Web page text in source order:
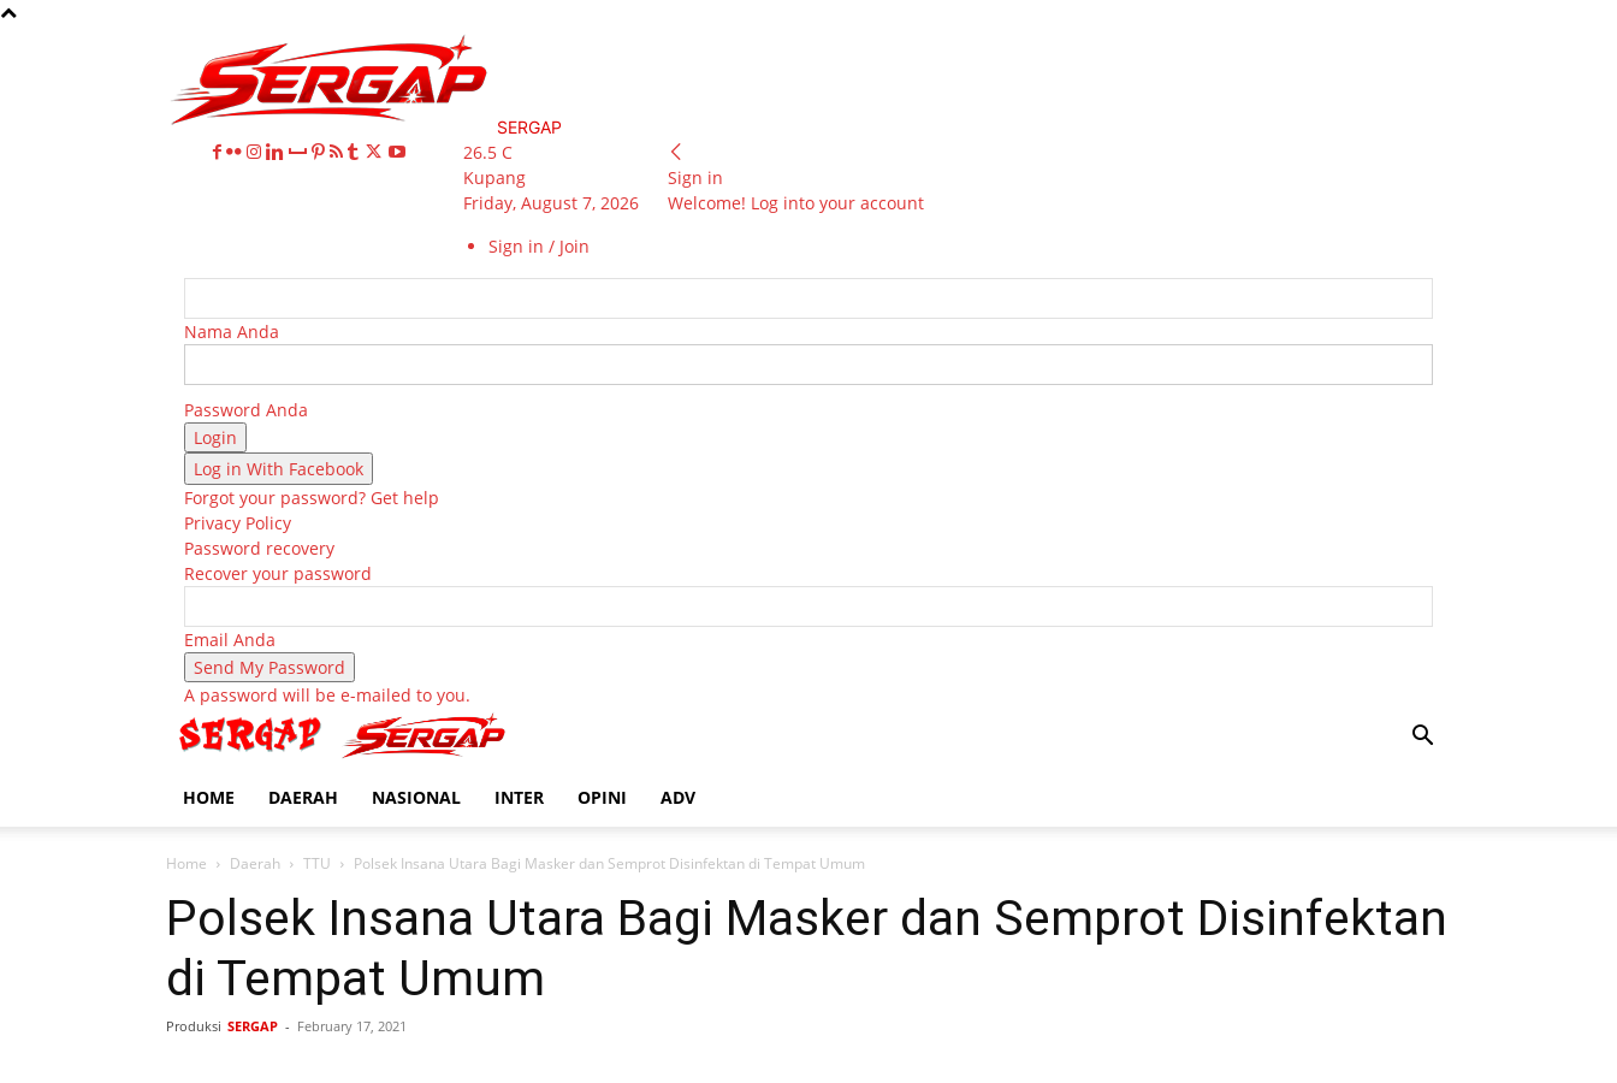
SERGAP
26.5 C
Kupang
Friday, August 7, 2026
Sign in / Join
Sign in
Welcome! Log into your account
Nama Anda
Password Anda
Log in With Facebook
Forgot your password? Get help
Privacy Policy
Password recovery
Recover your password
Email Anda
A password will be e-mailed to you.
HOME DAERAH NASIONAL INTER OPINI ADV
Home Daerah TTU Polsek Insana Utara Bagi Masker dan Semprot Disinfektan di Tempat Umum
Polsek Insana Utara Bagi Masker dan Semprot Disinfektan
di Tempat Umum
Produksi SERGAP - February 17, 2021